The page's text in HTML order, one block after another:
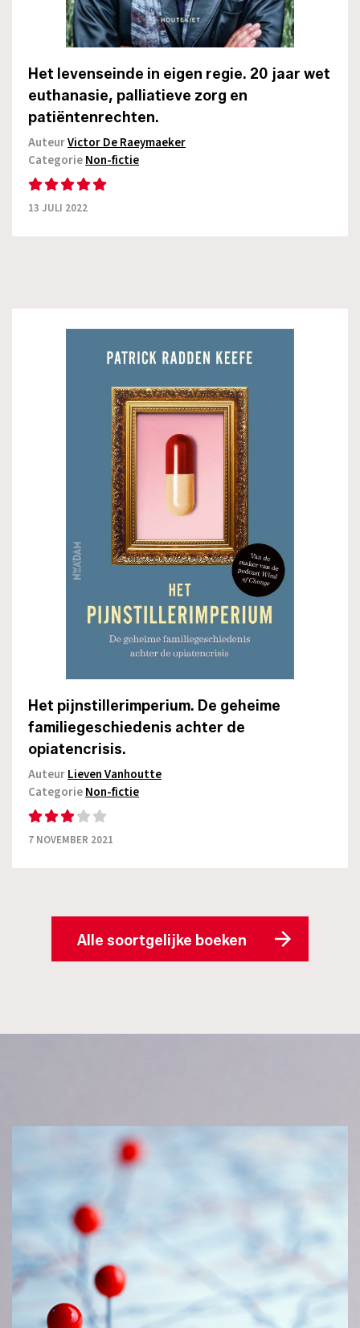
Het levenseinde in eigen regie. 20 jaar wet
euthanasie, palliatieve zorg en
patiëntenrechten.
AuteurVictor De Raeymaeker
CategorieNon-fictie
13 JULI 2022
Het pijnstillerimperium. De geheime
familiegeschiedenis achter de
opiatencrisis.
AuteurLieven Vanhoutte
CategorieNon-fictie
7 NOVEMBER 2021
Alle soortgelijke boeken